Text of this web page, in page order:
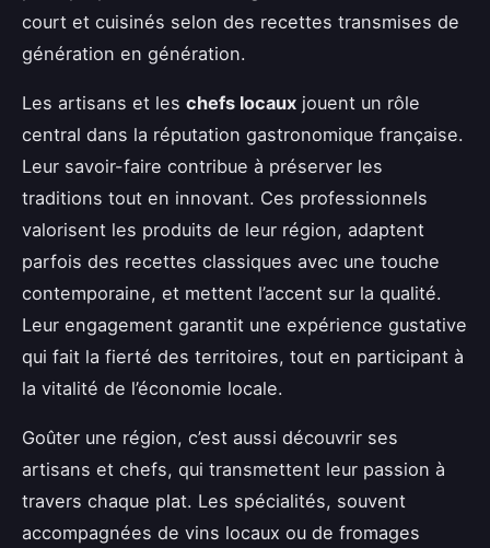
court et cuisinés selon des recettes transmises de
génération en génération.
Les artisans et les chefs locaux jouent un rôle
central dans la réputation gastronomique française.
Leur savoir-faire contribue à préserver les
traditions tout en innovant. Ces professionnels
valorisent les produits de leur région, adaptent
parfois des recettes classiques avec une touche
contemporaine, et mettent l’accent sur la qualité.
Leur engagement garantit une expérience gustative
qui fait la fierté des territoires, tout en participant à
la vitalité de l’économie locale.
Goûter une région, c’est aussi découvrir ses
artisans et chefs, qui transmettent leur passion à
travers chaque plat. Les spécialités, souvent
accompagnées de vins locaux ou de fromages